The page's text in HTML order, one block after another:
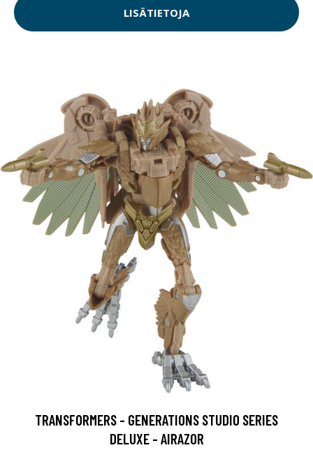
LISÄTIETOJA
TRANSFORMERS - GENERATIONS STUDIO SERIES
DELUXE - AIRAZOR